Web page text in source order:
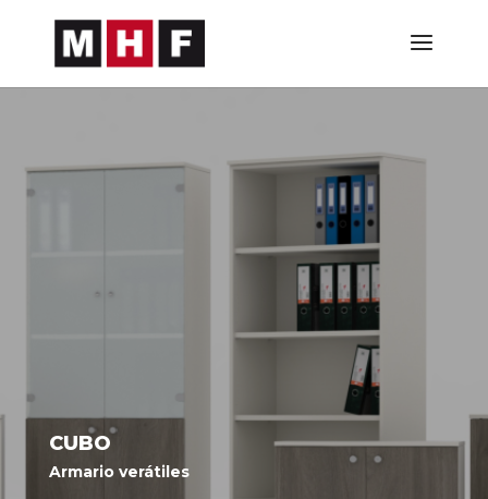
CUBO
Armario verátiles